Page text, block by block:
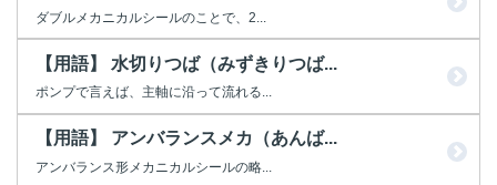
ダブルメカニカルシールのことで、2...
【用語】 水切りつば（みずきりつば...
ポンプで言えば、主軸に沿って流れる...
【用語】 アンバランスメカ（あんば...
アンバランス形メカニカルシールの略...